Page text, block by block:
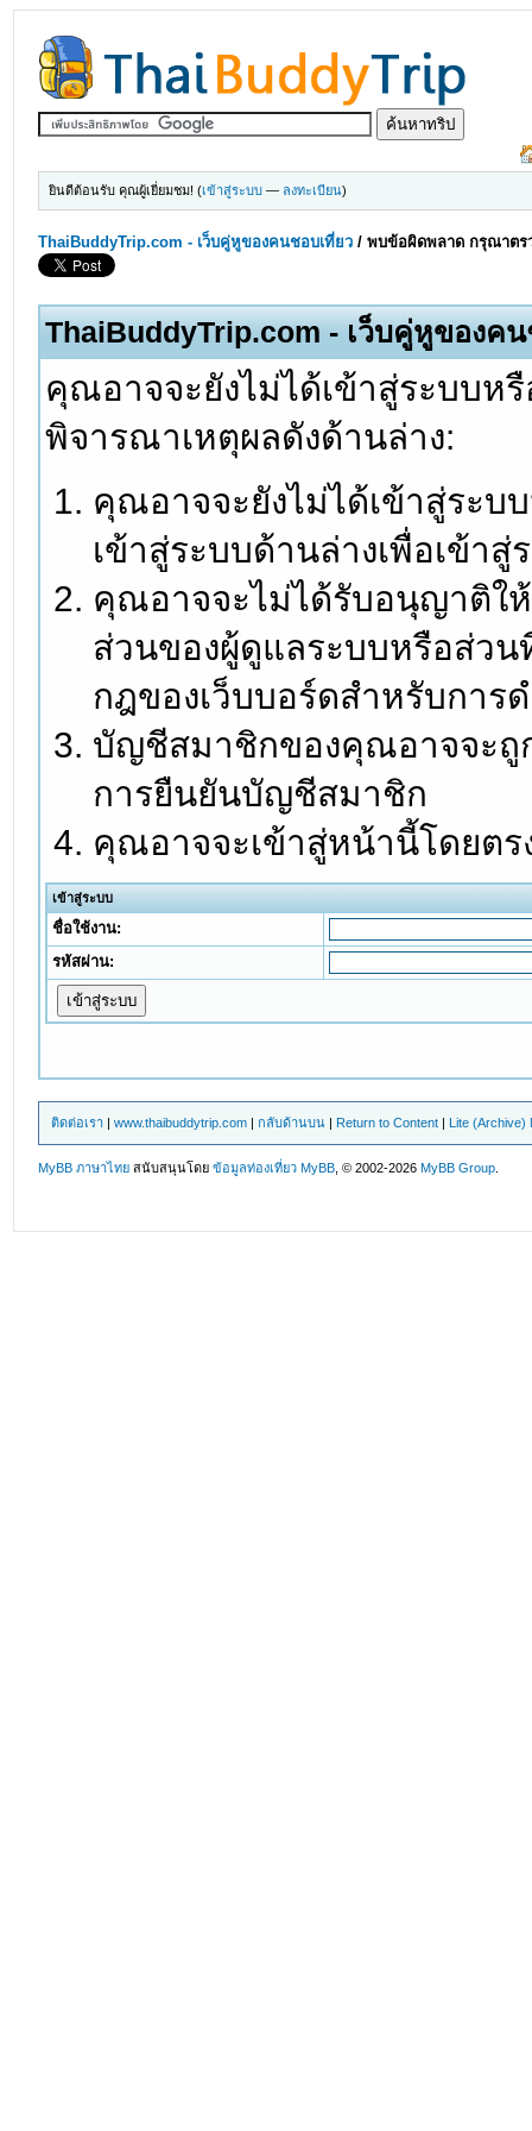
ยินดีต้อนรับ คุณผู้เยี่ยมชม! (เข้าสู่ระบบ — ลงทะเบียน)
ThaiBuddyTrip.com - เว็บคู่หูของคนชอบเที่ยว /พบข้อผิดพลาด กรุณาตร
ThaiBuddyTrip.com - เว็บคู่หูของค
คุณอาจจะยังไม่ได้เข้าสู่ระบบ
พิจารณาเหตุผลดังด้านล่าง:
คุณอาจจะยังไม่ได้เข้าสู่ระบ
เข้าสู่ระบบด้านล่างเพื่อเข้า
คุณอาจจะไม่ได้รับอนุญาติใ
ส่วนของผู้ดูแลระบบหรือส่ว
กฎของเว็บบอร์ดสำหรับการ
บัญชีสมาชิกของคุณอาจจะถู
การยืนยันบัญชีสมาชิก
คุณอาจจะเข้าสู่หน้านี้โดยต
เข้าสู่ระบบ
ชื่อใช้งาน:
รหัสผ่าน:
ติดต่อเรา |www.thaibuddytrip.com |กลับด้านบน | Return to Content | Lite (Archive)
MyBB ภาษาไทย สนับสนุนโดยข้อมูลท่องเที่ยว MyBB , © 2002-2026MyBB Group